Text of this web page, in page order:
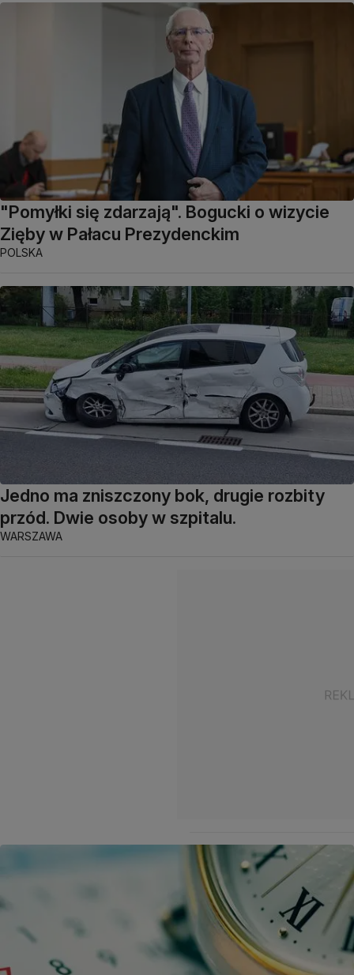
"Pomyłki się zdarzają". Bogucki o wizycie
Zięby w Pałacu Prezydenckim
POLSKA
Jedno ma zniszczony bok, drugie rozbity
przód. Dwie osoby w szpitalu.
WARSZAWA